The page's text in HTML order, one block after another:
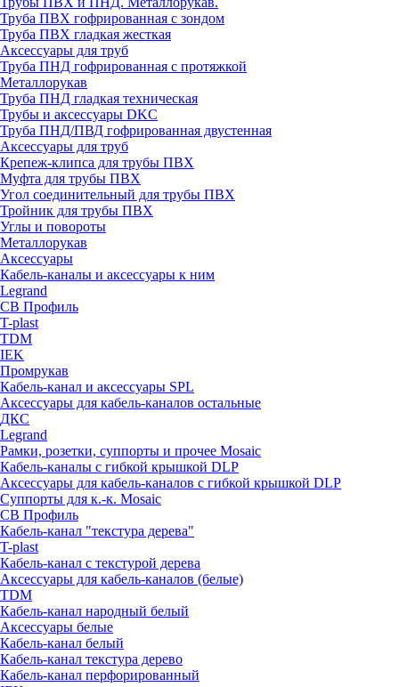
Труба ПВХ гофрированная с зондом
Труба ПВХ гладкая жесткая
Аксессуары для труб
Труба ПНД гофрированная с протяжкой
Металлорукав
Труба ПНД гладкая техническая
Трубы и аксессуары DKC
Труба ПНД/ПВД гофрированная двустенная
Аксессуары для труб
Крепеж-клипса для трубы ПВХ
Муфта для трубы ПВХ
Угол соединительный для трубы ПВХ
Тройник для трубы ПВХ
Углы и повороты
Металлорукав
Аксессуары
Кабель-каналы и аксессуары к ним
Legrand
СВ Профиль
T-plast
TDM
IEK
Промрукав
Кабель-канал и аксессуары SPL
Аксессуары для кабель-каналов остальные
ДКС
Legrand
Рамки, розетки, суппорты и прочее Mosaic
Кабель-каналы с гибкой крышкой DLP
Аксессуары для кабель-каналов с гибкой крышкой DLP
Суппорты для к.-к. Mosaic
СВ Профиль
Кабель-канал "текстура дерева"
T-plast
Кабель-канал с текстурой дерева
Аксессуары для кабель-каналов (белые)
TDM
Кабель-канал народный белый
Аксессуары белые
Кабель-канал белый
Кабель-канал текстура дерево
Кабель-канал перфорированный